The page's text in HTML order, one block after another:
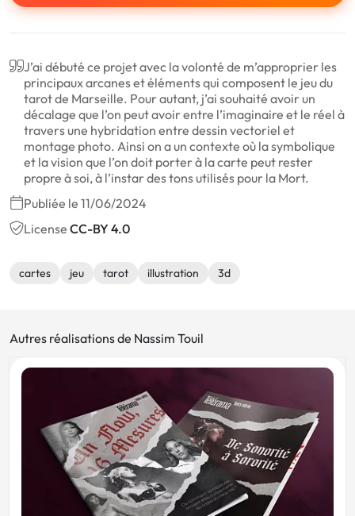
J’ai débuté ce projet avec la volonté de m’approprier les
principaux arcanes et éléments qui composent le jeu du
tarot de Marseille. Pour autant, j’ai souhaité avoir un
décalage que l’on peut avoir entre l’imaginaire et le réel à
travers une hybridation entre dessin vectoriel et
montage photo. Ainsi on a un contexte où la symbolique
et la vision que l’on doit porter à la carte peut rester
propre à soi, à l’instar des tons utilisés pour la Mort.
Publiée le 11/06/2024
License CC-BY 4.0
cartes jeu tarot illustration 3d
Autres réalisations de Nassim Touil